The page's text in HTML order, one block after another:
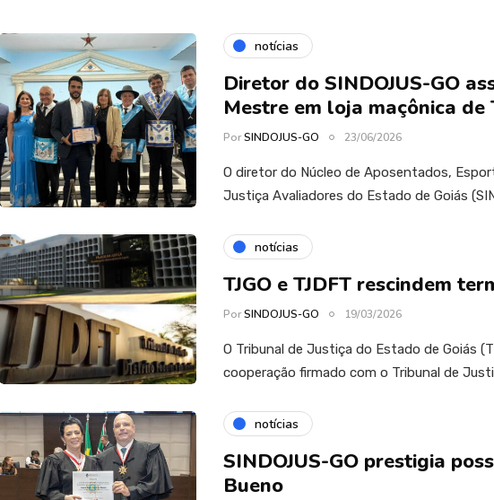
notícias
Diretor do SINDOJUS-GO
Mestre em loja maçônica de
PorSINDOJUS-GO 23/06/2026
O diretor do Núcleo de Aposentados,
Justiça Avaliadores do Estado de Goiás
notícias
TJGO e TJDFT rescindem
PorSINDOJUS-GO 19/03/2026
O Tribunal de Justiça do Estado de Goiás
cooperação firmado com o Tribunal de
notícias
SINDOJUS-GO prestigia
Bueno